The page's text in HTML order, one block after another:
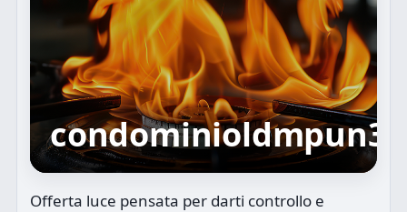
condominioldmpun35
Offerta luce pensata per darti controllo e